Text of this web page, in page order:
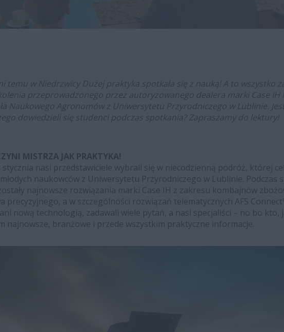
temu w Niedrzwicy Dużej praktyka spotkała się z nauką! A to wszystko
przeprowadzonego przez autoryzowanego dealera marki Case IH
Naukowego Agronomów z Uniwersytetu Przyrodniczego w Lublinie.
dowiedzieli się studenci podczas spotkania? Zapraszamy do lektury!
MISTRZA JAK PRAKTYKA!
stycznia nasi przedstawiciele wybrali się w niecodzienną podróż, której
naukowców z Uniwersytetu Przyrodniczego w Lublinie. Podczas
najnowsze rozwiązania marki Case IH z zakresu kombajnów
precyzyjnego, a w szczególności rozwiązań telematycznych AFS
nową technologią, zadawali wiele pytań, a nasi specjaliści – no bo kto,
najnowsze, branżowe i przede wszystkim praktyczne informacje.